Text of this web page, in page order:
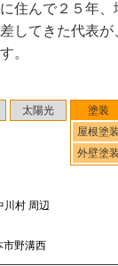
太陽光
塗装
屋根塗装
外壁塗装
川村 周辺
市野溝西
住んで２５年
してきた代表が
。